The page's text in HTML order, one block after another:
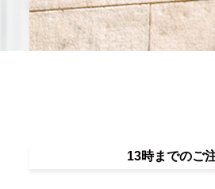
13時までのご